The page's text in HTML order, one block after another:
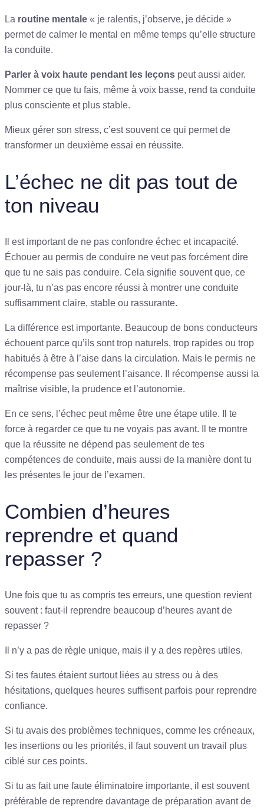
La routine mentale « je ralentis, j’observe, je décide »
permet de calmer le mental en même temps qu’elle structure
la conduite.
Parler à voix haute pendant les leçons peut aussi aider.
Nommer ce que tu fais, même à voix basse, rend ta conduite
plus consciente et plus stable.
Mieux gérer son stress, c’est souvent ce qui permet de
transformer un deuxième essai en réussite.
L’échec ne dit pas tout de
ton niveau
Il est important de ne pas confondre échec et incapacité.
Échouer au permis de conduire ne veut pas forcément dire
que tu ne sais pas conduire. Cela signifie souvent que, ce
jour-là, tu n’as pas encore réussi à montrer une conduite
suffisamment claire, stable ou rassurante.
La différence est importante. Beaucoup de bons conducteurs
échouent parce qu’ils sont trop naturels, trop rapides ou trop
habitués à être à l’aise dans la circulation. Mais le permis ne
récompense pas seulement l’aisance. Il récompense aussi la
maîtrise visible, la prudence et l’autonomie.
En ce sens, l’échec peut même être une étape utile. Il te
force à regarder ce que tu ne voyais pas avant. Il te montre
que la réussite ne dépend pas seulement de tes
compétences de conduite, mais aussi de la manière dont tu
les présentes le jour de l’examen.
Combien d’heures
reprendre et quand
repasser ?
Une fois que tu as compris tes erreurs, une question revient
souvent : faut-il reprendre beaucoup d’heures avant de
repasser ?
Il n’y a pas de règle unique, mais il y a des repères utiles.
Si tes fautes étaient surtout liées au stress ou à des
hésitations, quelques heures suffisent parfois pour reprendre
confiance.
Si tu avais des problèmes techniques, comme les créneaux,
les insertions ou les priorités, il faut souvent un travail plus
ciblé sur ces points.
Si tu as fait une faute éliminatoire importante, il est souvent
préférable de reprendre davantage de préparation avant de